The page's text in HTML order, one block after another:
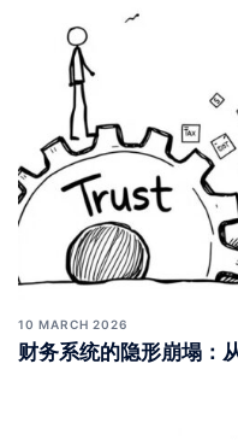
10 MARCH 2026
财务系统的隐形崩塌：